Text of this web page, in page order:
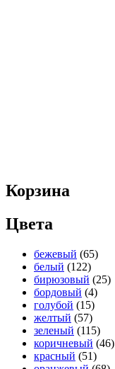
Корзина
Цвета
бежевый (65)
белый (122)
бирюзовый (25)
бордовый (4)
голубой (15)
желтый (57)
зеленый (115)
коричневый (46)
красный (51)